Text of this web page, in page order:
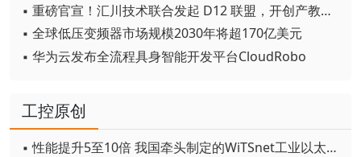
▪ 重磅官宣！汇川技术联合发起 D12 联盟，开创产教融合新范式
▪ 全球低压变频器市场规模2030年将超170亿美元
▪ 华为云发布全流程具身智能开发平台CloudRobo
工控原创
▪ 性能提升5至10倍 我国牵头制定的WiTSnet工业以太网国际标准正式发布